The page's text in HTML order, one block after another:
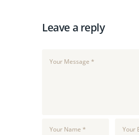
Leave a reply